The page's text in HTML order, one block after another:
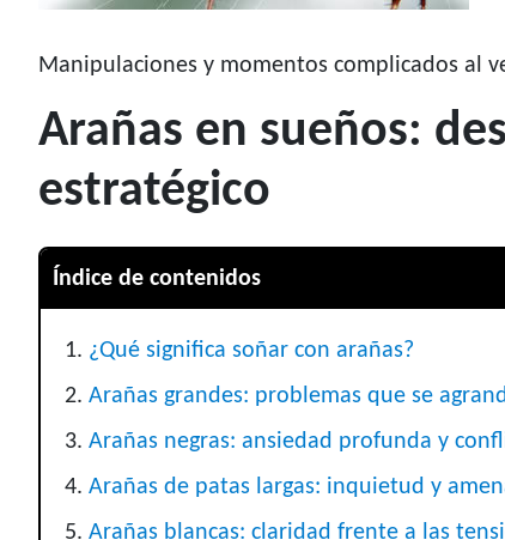
Manipulaciones y momentos complicados al
Arañas en sueños:
estratégico
Índice de contenidos
¿Qué significa soñar con arañas?
Arañas grandes: problemas que se
Arañas negras: ansiedad profunda y
Arañas de patas largas: inquietud y
Arañas blancas: claridad frente a las